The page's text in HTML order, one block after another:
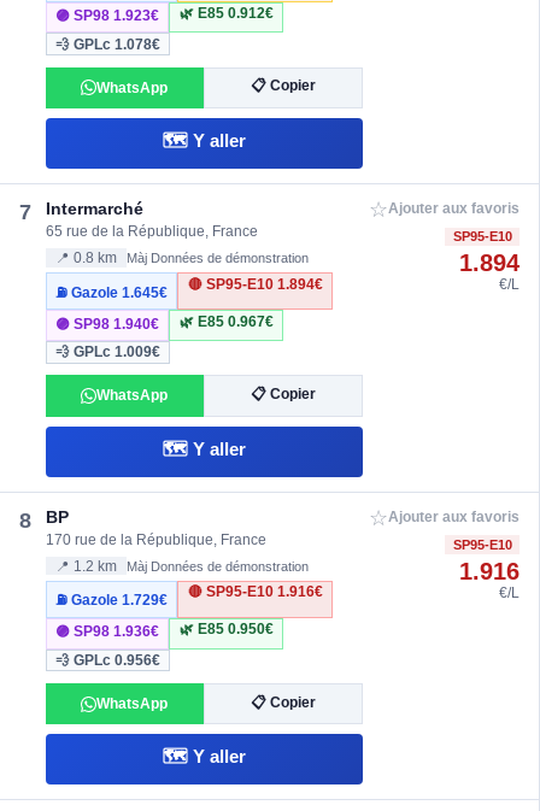
🟣 SP981.923€ 🌿 E85 0.912€
💨 GPLc1.078€
WhatsApp 📋 Copier
🗺️ Y aller
7 Intermarché
65 rue de la République, France
📍 0.8 km Màj Données de démonstration
⛽ Gazole1.645€
🔴 SP95-E10 1.894€
🟣 SP981.940€ 🌿 E85 0.967€
💨 GPLc1.009€
WhatsApp 📋 Copier
🗺️ Y aller
☆Ajouter aux favoris
SP95-E10
1.894
€/L
8 BP
170 rue de la République, France
📍 1.2 km Màj Données de démonstration
⛽ Gazole1.729€
🔴 SP95-E10 1.916€
🟣 SP981.936€ 🌿 E85 0.950€
💨 GPLc0.956€
WhatsApp 📋 Copier
🗺️ Y aller
☆Ajouter aux favoris
SP95-E10
1.916
€/L